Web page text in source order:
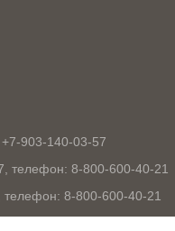
903-140-03-57
телефон: 8-800-600-40-21
телефон: 8-800-600-40-21